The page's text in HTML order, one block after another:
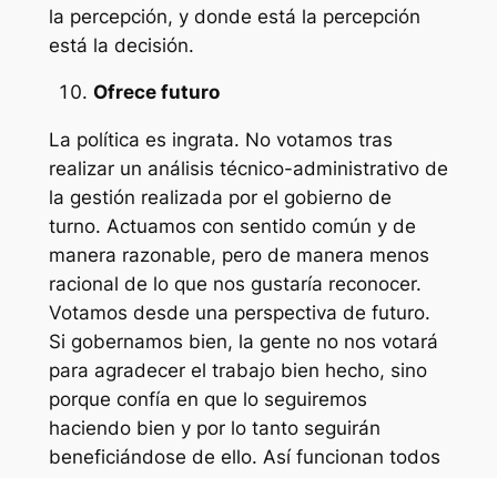
la percepción, y donde está la percepción
está la decisión.
Ofrece futuro
La política es ingrata. No votamos tras
realizar un análisis técnico-administrativo de
la gestión realizada por el gobierno de
turno. Actuamos con sentido común y de
manera razonable, pero de manera menos
racional de lo que nos gustaría reconocer.
Votamos desde una perspectiva de futuro.
Si gobernamos bien, la gente no nos votará
para agradecer el trabajo bien hecho, sino
porque confía en que lo seguiremos
haciendo bien y por lo tanto seguirán
beneficiándose de ello. Así funcionan todos